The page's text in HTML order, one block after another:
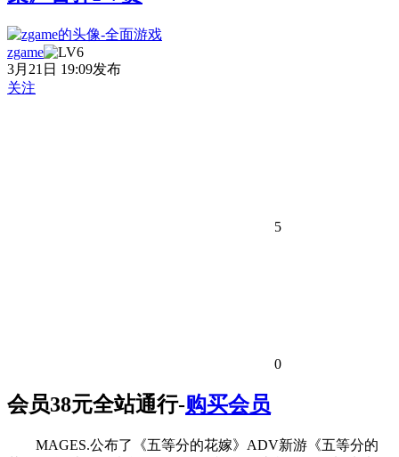
zgame
3月21日 19:09发布
关注
5
0
会员38元全站通行-购买会员
MAGES.公布了《五等分的花嫁》ADV新游《五等分的